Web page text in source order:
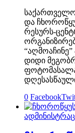
და
რესურს-
დიდი
0 Facebook